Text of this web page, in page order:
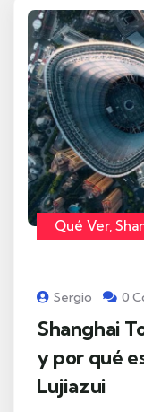
Qué Ver,
Sergio 0
Shanghai
y por qué
Lujiazui